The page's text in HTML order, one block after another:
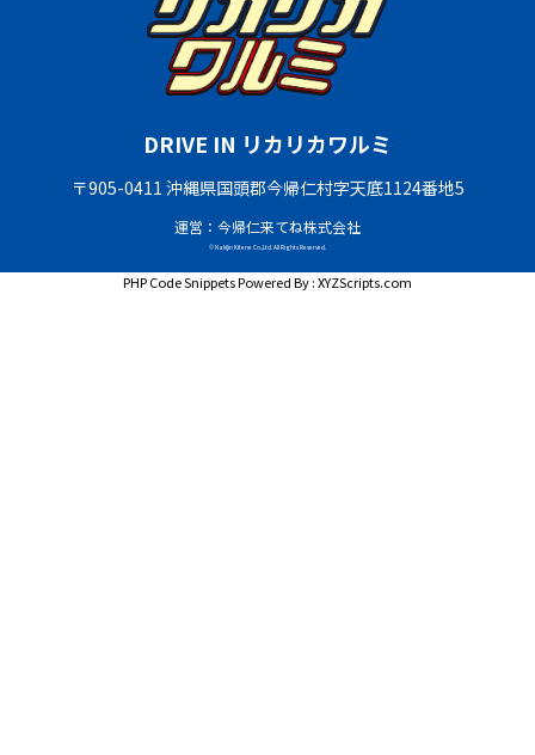
DRIVE IN リカリカワルミ
〒905-0411 沖縄県国頭郡今帰仁村字天底1124番地5
運営：今帰仁来てね株式会社
© Nakijin Kitene Co.,Ltd. All Rights Reserved.
PHP Code SnippetsPowered By :XYZScripts.com